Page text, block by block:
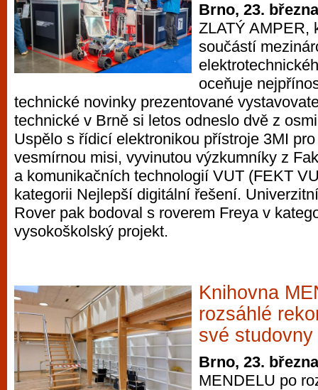
Brno, 23.
ZLATÝ AMPER,
součástí
oceňuje
technické novinky prezentované
technické v Brně si letos odneslo dvě z
Uspělo s řídicí elektronikou přístroje 3MI
vesmírnou misi, vyvinutou výzkumníky z
a komunikačních technologií VUT (FEKT
kategorii Nejlepší digitální řešení.
Rover pak bodoval s roverem Freya v
vysokoškolský projekt.
Knihovna
rozsáhlé
své studovny
Brno, 23.
MENDELU po